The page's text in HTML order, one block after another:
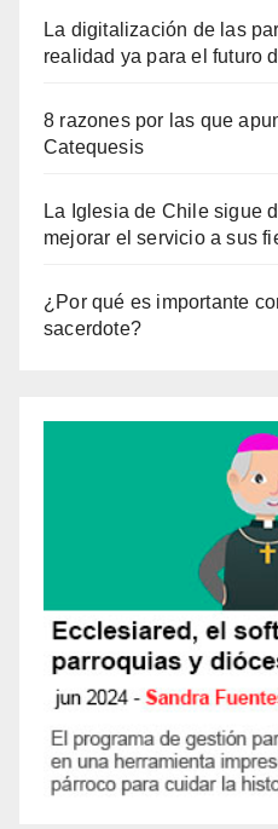
La digitalización de las
realidad ya para el futuro
8 razones por las que
Catequesis
La Iglesia de Chile sigue
mejorar el servicio a sus
¿Por qué es importante
sacerdote?